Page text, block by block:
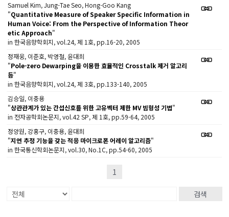
Samuel Kim, Jung-Tae Seo, Hong-Goo Kang
"Quantitative Measure of Speaker Specific Information in
Human Voice: From the Perspective of Information Theor
etic Approach"
in 한국음향학회지, vol.24, 제 1호, pp.16-20, 2005
정재웅, 이준호, 박영철, 윤대희
"Pole-zero Dewarping을 이용한 효율적인 Crosstalk 제거 알고리
듬"
in 한국음향학회지, vol.24, 제 3호, pp.133-140, 2005
김승일, 이충용
"상관관계가 있는 간섭신호를 위한 고유벡터 제한 MV 빔형성 기법"
in 전자공학회논문지, vol.42 SP, 제 1호, pp.59-64, 2005
정양원, 강홍구, 이충용, 윤대희
"지연 추정 기능을 갖는 적응 마이크로폰 어레이 알고리즘"
in 한국통신학회논문지, vol.30, No.1C, pp.54-60, 2005
1
검색